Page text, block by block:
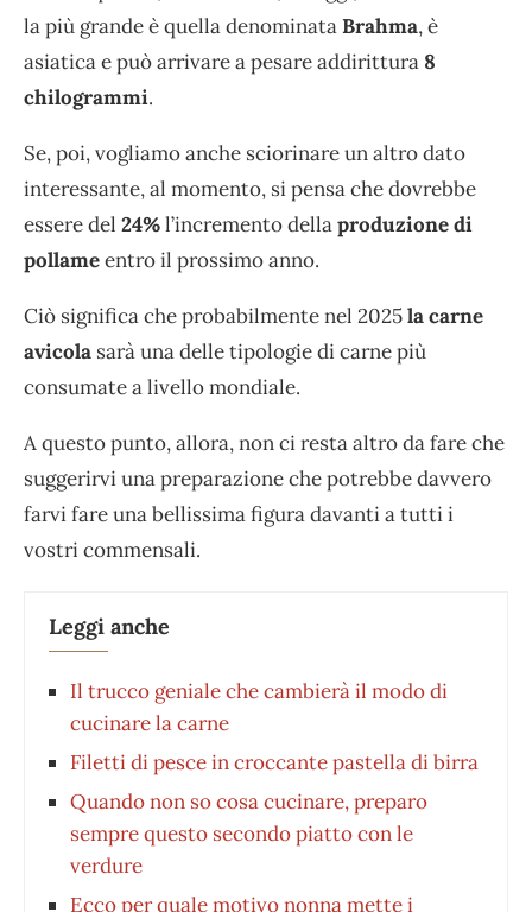
la più grande è quella denominataBrahma, è
asiatica e può arrivare a pesare addirittura 8
chilogrammi.
Se, poi, vogliamo anche sciorinare un altro dato
interessante, al momento, si pensa che dovrebbe
essere del 24%l’incremento dellaproduzione di
pollameentro il prossimo anno.
Ciò significa che probabilmente nel 2025la carne
avicola sarà una delle tipologie di carne più
consumate a livello mondiale.
A questo punto, allora, non ci resta altro da fare che
suggerirvi una preparazione che potrebbe davvero
farvi fare una bellissima figura davanti a tutti i
vostri commensali.
Leggi anche
Il trucco geniale che cambierà il modo di
cucinare la carne
Filetti di pesce in croccante pastella di birra
Quando non so cosa cucinare, preparo
sempre questo secondo piatto con le
verdure
Ecco per quale motivo nonna mette i